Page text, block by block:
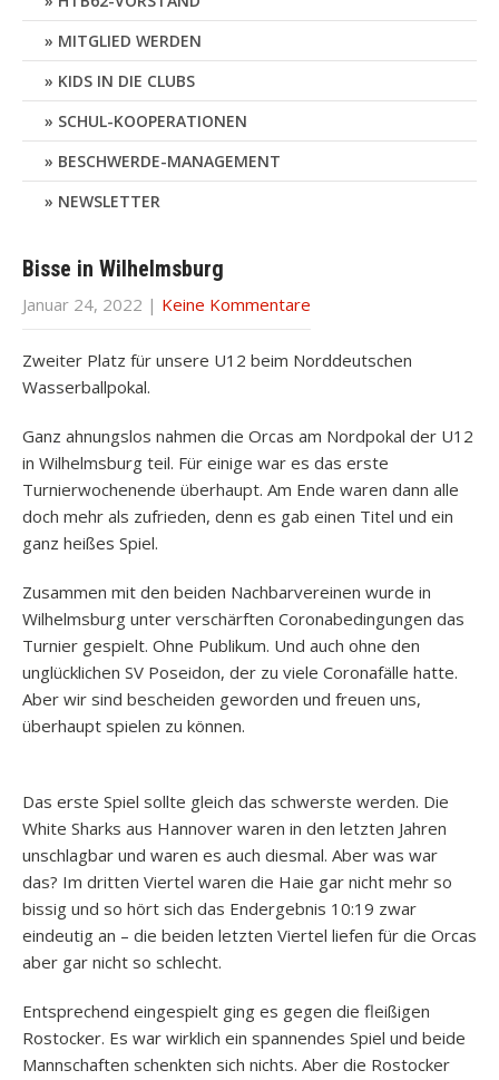
MITGLIED WERDEN
KIDS IN DIE CLUBS
SCHUL-KOOPERATIONEN
BESCHWERDE-MANAGEMENT
NEWSLETTER
Bisse in Wilhelmsburg
Januar 24, 2022 | Keine Kommentare
Zweiter Platz für unsere U12 beim Norddeutschen
Wasserballpokal.
Ganz ahnungslos nahmen die Orcas am Nordpokal der U12
in Wilhelmsburg teil. Für einige war es das erste
Turnierwochenende überhaupt. Am Ende waren dann alle
doch mehr als zufrieden, denn es gab einen Titel und ein
ganz heißes Spiel.
Zusammen mit den beiden Nachbarvereinen wurde in
Wilhelmsburg unter verschärften Coronabedingungen das
Turnier gespielt. Ohne Publikum. Und auch ohne den
unglücklichen SV Poseidon, der zu viele Coronafälle hatte.
Aber wir sind bescheiden geworden und freuen uns,
überhaupt spielen zu können.
Das erste Spiel sollte gleich das schwerste werden. Die
White Sharks aus Hannover waren in den letzten Jahren
unschlagbar und waren es auch diesmal. Aber was war
das? Im dritten Viertel waren die Haie gar nicht mehr so
bissig und so hört sich das Endergebnis 10:19 zwar
eindeutig an – die beiden letzten Viertel liefen für die Orcas
aber gar nicht so schlecht.
Entsprechend eingespielt ging es gegen die fleißigen
Rostocker. Es war wirklich ein spannendes Spiel und beide
Mannschaften schenkten sich nichts. Aber die Rostocker